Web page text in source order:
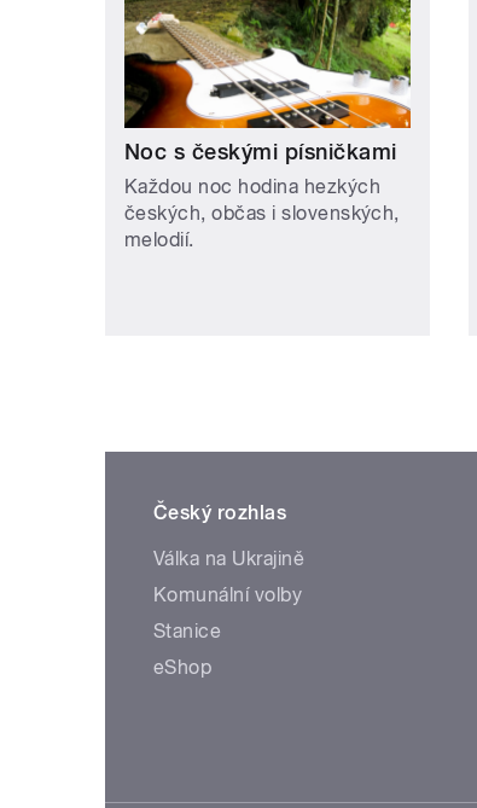
Noc s českými písničkami
Každou noc hodina hezkých
českých, občas i slovenských,
melodií.
Český rozhlas
Válka na Ukrajině
Komunální volby
Stanice
eShop